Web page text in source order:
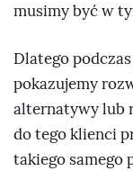
musimy być w
Dlatego
pokazujemy
alternatywy lub
do tego klienci
takiego samego